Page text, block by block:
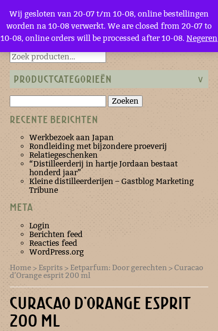
Terug naar de homepage
PRODUCTCATEGORIEËN
Zoeken
naar:
RECENTE BERICHTEN
Werkbezoek aan Japan
Rondleiding met bijzondere proeverij
Relatiegeschenken
“Distilleerderij in hartje Jordaan bestaat
honderd jaar”
Kleine distilleerderijen – Gastblog Marketing
Tribune
META
Login
Berichten feed
Reacties feed
WordPress.org
Home > Esprits > Eetparfum: Door gerechten > Curacao
d’Orange esprit 200 ml
CURACAO D’ORANGE ESPRIT
200 ML
Wij gesloten van 20-07 t/m 10-08, online bestellingen
worden na 10-08 verwerkt. We are closed from 20-07 to
10-08, online orders will be processed after 10-08. Negeren